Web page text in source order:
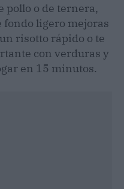
pollo o de ternera,
fondo ligero mejoras
risotto rápido o te
con verduras y
en 15 minutos.